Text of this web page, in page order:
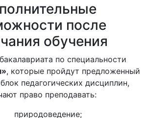
после
обучения
по специальности
, которые пройдут предложенный
педагогических дисциплин,
право преподавать:
природоведение;